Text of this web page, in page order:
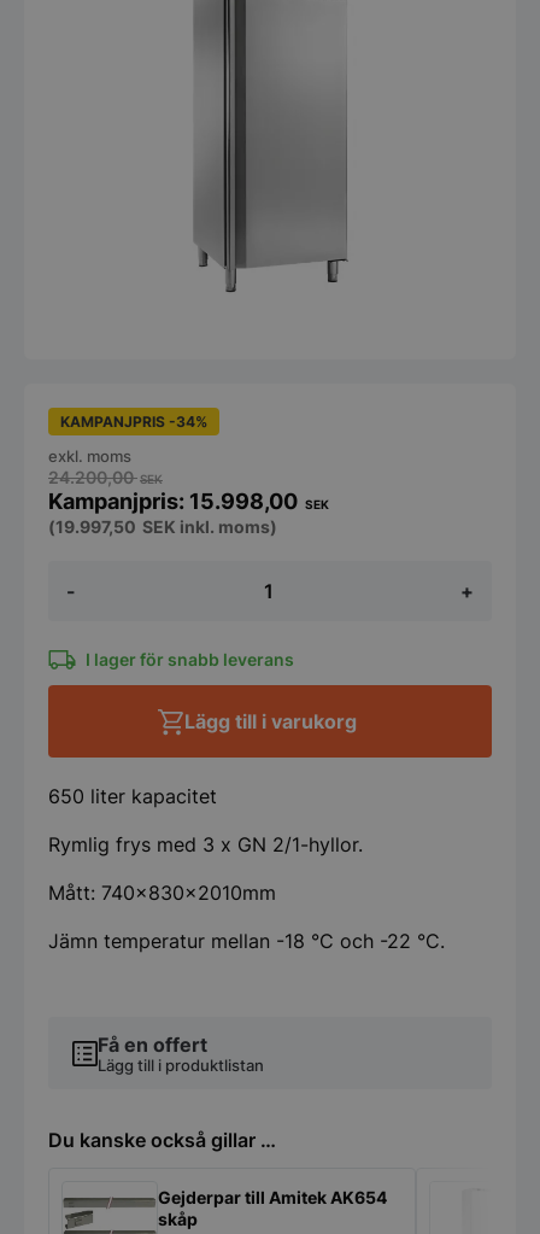
-
650L
+
KAMPANJPRIS -34%
24.200,00SEK
15.998,00 SEK
exkl. moms
(19.997,50 SEK inkl. moms)
I lager för snabb leverans
Få en offert
Lägg till i produktlistan
Lägg till i varukorg
650 liter kapacitet
Rymlig frys med 3 x GN 2/1-hyllor.
Mått: 740x830x2010mm
Jämn temperatur mellan -18 °C och -22 °C.
Du kanske också gillar …
Gejderpar till Amitek AK654
skåp